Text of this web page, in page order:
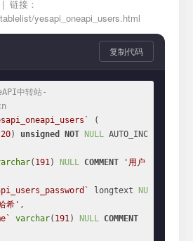
| 链接：
yesapi_oneapi_users.html
复制代码
中转站-
(
20) unsigned NOT NULL AUTO_INC
( 191) NULL COMMENT
'用户
longtext
NU
希' ,
varchar( 191) NULL COMMENT